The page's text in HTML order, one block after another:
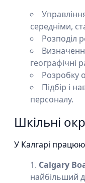
середніми,
Розподіл
географічні
Розробку
Підбір і
персоналу.
Шкільні
У Калгарі
Calgary
найбільший